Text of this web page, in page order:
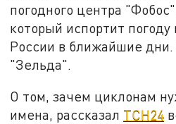
погодного центра
который испортит
России в ближайшие дни.
"Зельда".
О том, зачем циклонам
имена, рассказал ТСН24